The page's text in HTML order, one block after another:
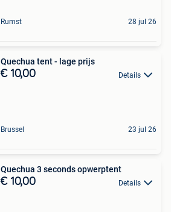
Rumst 28 jul 26
Quechua tent - lage prijs
€ 10,00 Details
Brussel 23 jul 26
Quechua 3 seconds opwerptent
€ 10,00 Details